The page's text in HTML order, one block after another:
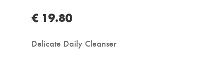
€ 19.80
Delicate Daily Cleanser